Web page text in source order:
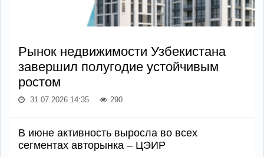
Рынок недвижимости Узбекистана
завершил полугодие устойчивым
ростом
31.07.2026 14:35 290
В июне активность выросла во всех
сегментах авторынка – ЦЭИР